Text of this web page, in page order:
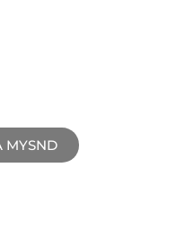
MYSND